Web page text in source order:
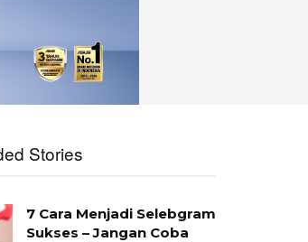
Stories
7 Cara Menjadi Selebgram
Sukses – Jangan Coba